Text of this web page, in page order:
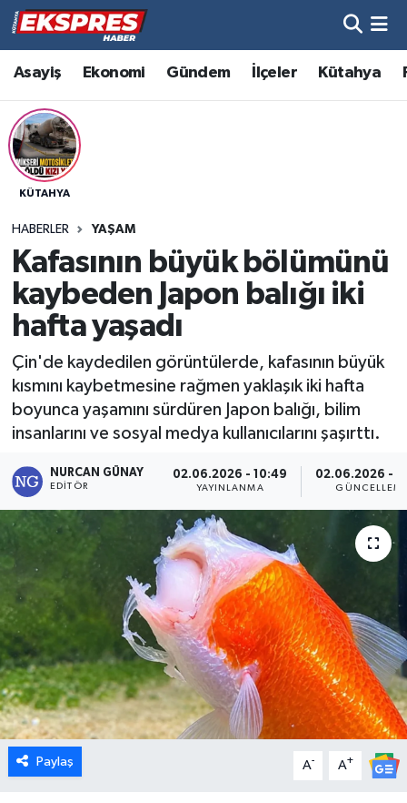
Asayiş Ekonomi Gündem İlçeler Kütahya
KÜTAHYA
HABERLER YAŞAM
Kafasının büyük bölümünü
kaybeden Japon balığı iki
hafta yaşadı
Çin'de kaydedilen görüntülerde, kafasının büyük
kısmını kaybetmesine rağmen yaklaşık iki hafta
boyunca yaşamını sürdüren Japon balığı, bilim
insanlarını ve sosyal medya kullanıcılarını şaşırttı.
NURCAN GÜNAY
EDITÖR
02.06.2026 - 10:49
YAYINLANMA
02.06.2026 -
Paylaş A- A+
Altıntaş
Asayiş
Aslanapa
Bölge
Çavdarhisar
Dumlupınar
Dünya
Eğitim
Ekonomi
Emet
Foto Galeri
Gediz
Genel
Gündem
Hava Durumu
Trafik Durumu
Süper Lig Puan Durumu ve Fikstür
Son Dakika Haberleri
Haber Arşivi